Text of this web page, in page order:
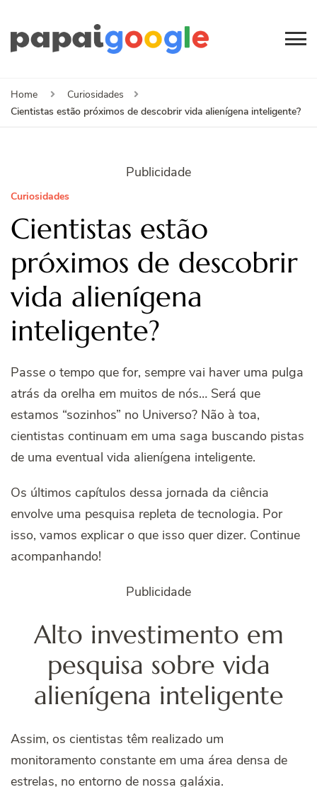
Home
Curiosidades
Cientistas estão próximos de descobrir vida alienígena inteligente?
Publicidade
Curiosidades
Cientistas estão
próximos de descobrir
vida alienígena
inteligente?
Passe o tempo que for, sempre vai haver uma pulga
atrás da orelha em muitos de nós… Será que
estamos “sozinhos” no Universo? Não à toa,
cientistas continuam em uma saga buscando pistas
de uma eventual vida alienígena inteligente.
Os últimos capítulos dessa jornada da ciência
envolve uma pesquisa repleta de tecnologia. Por
isso, vamos explicar o que isso quer dizer. Continue
acompanhando!
Publicidade
Alto investimento em
pesquisa sobre vida
alienígena inteligente
Assim, os cientistas têm realizado um
monitoramento constante em uma área densa de
estrelas, no entorno de nossa galáxia.